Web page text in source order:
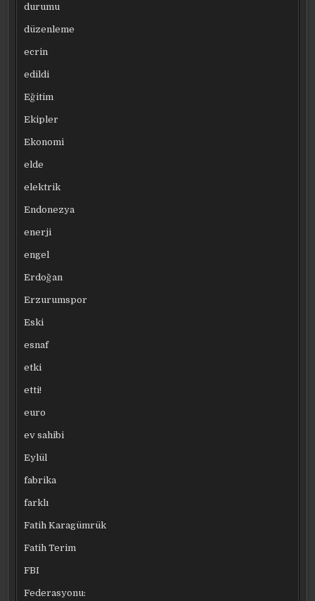
durumu
düzenleme
ecrin
edildi
Eğitim
Ekipler
Ekonomi
elde
elektrik
Endonezya
enerji
engel
Erdoğan
Erzurumspor
Eski
esnaf
etki
etti!
euro
ev sahibi
Eylül
fabrika
farklı
Fatih Karagümrük
Fatih Terim
FBI
Federasyonu: